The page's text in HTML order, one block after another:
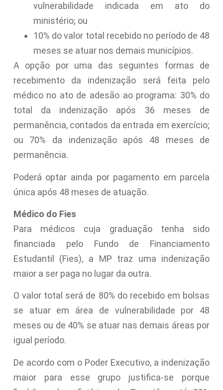
vulnerabilidade indicada em ato do
ministério; ou
10% do valor total recebido no período de 48
meses se atuar nos demais municípios.
A opção por uma das seguintes formas de
recebimento da indenização será feita pelo
médico no ato de adesão ao programa: 30% do
total da indenização após 36 meses de
permanência, contados da entrada em exercício;
ou 70% da indenização após 48 meses de
permanência.
Poderá optar ainda por pagamento em parcela
única após 48 meses de atuação.
Médico do Fies
Para médicos cuja graduação tenha sido
financiada pelo Fundo de Financiamento
Estudantil (Fies), a MP traz uma indenização
maior a ser paga no lugar da outra.
O valor total será de 80% do recebido em bolsas
se atuar em área de vulnerabilidade por 48
meses ou de 40% se atuar nas demais áreas por
igual período.
De acordo com o Poder Executivo, a indenização
maior para esse grupo justifica-se porque